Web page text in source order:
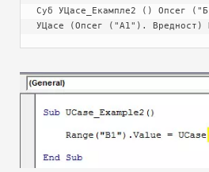
Суб УЦасе_Екампле2 () Опсег
УЦасе (Опсег ("А1"). Вредност)